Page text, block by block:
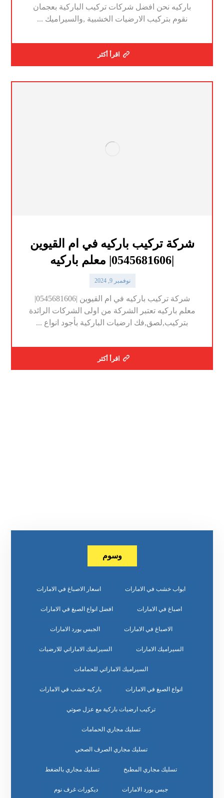
باركيه نحن افضل شركات تركيب الباركية بعجمان
نقوم بتركيب الارضيات الخشبية ,والسيراميك ...
اقرأ أكثر
شركة تركيب باركيه في ام القيوين
|0545681606| معلم باركيه
نوفمبر 9, 2024
شركة تركيب باركيه في ام القيوين |0545681606|
معلم باركيه تعتبر الشركة من اولى الشركات الرائدة
بتركيب,لصق,فك ارضيات الباركية بأجود انواع ...
اقرأ أكثر
وسوم
ابواب خشب في الامارات اسعار الاصباغ في الامارات
اصباغ في الامارات افضل انواع الصبغ في الامارات
الاصباغ في الامارات الجبس بورد الامارات
السيراميك الامارات السيراميك الاماراتي للارضيات
السيراميك الاماراتي للحمامات
انواع الصبغ في الامارات باركيه خشب في الامارات
تركيب ارضيات باركية مع عزل صوتي
تسليك مجاري الحمامات
تسليك مجاري الصرف الصحي
تسليك مجاري المطبخ تسليك مجاري بالضغط
جبس بورد الامارات ديكورات غرف نوم